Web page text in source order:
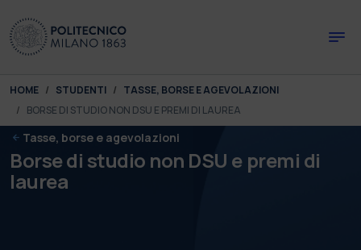
You are here:
HOME STUDENTI
TASSE, BORSE E AGEVOLAZIONI
BORSE DI STUDIO NON DSU E PREMI DI LAUREA
Tasse, borse e agevolazioni
Borse di studio non DSU e premi di
laurea